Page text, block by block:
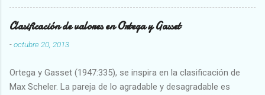
Clasificación de valores en Ortega y Gasset
-octubre 20, 2013
Ortega y Gasset (1947:335), se inspira en la clasificación de
Max Scheler. La pareja de lo agradable y desagradable es